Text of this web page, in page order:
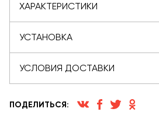
ХАРАКТЕРИСТИКИ
УСТАНОВКА
УСЛОВИЯ ДОСТАВКИ
ПОДЕЛИТЬСЯ: